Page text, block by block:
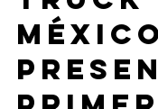
8 ago 2023
Grupo